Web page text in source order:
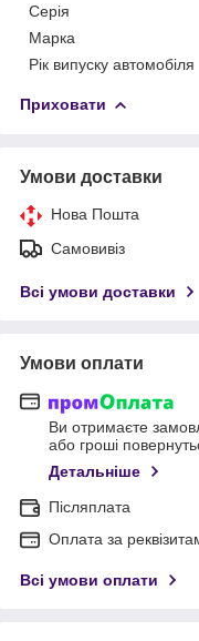
Серія
Марка
Рік випуску автомобіля
Приховати
Умови доставки
Нова Пошта
Самовивіз
Всі умови доставки
Умови оплати
Ви отримаєте
або гроші
Детальніше
Післяплата
Оплата за
Всі умови оплати